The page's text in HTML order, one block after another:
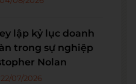
lập kỷ lục doanh
trong sự nghiệp
Nolan
22/07/2026